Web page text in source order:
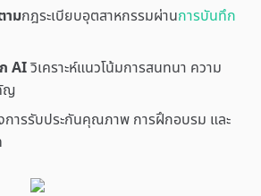
ามกฎระเบียบอุตสาหกรรมผ่านการบันทึก
AIวิเคราะห์แนวโน้มการสนทนา ความ
ญ
ารรับประกันคุณภาพ การฝึกอบรม และ